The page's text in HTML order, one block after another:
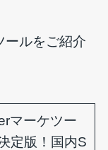
ールをご紹介
マーケツー
定版！国内S